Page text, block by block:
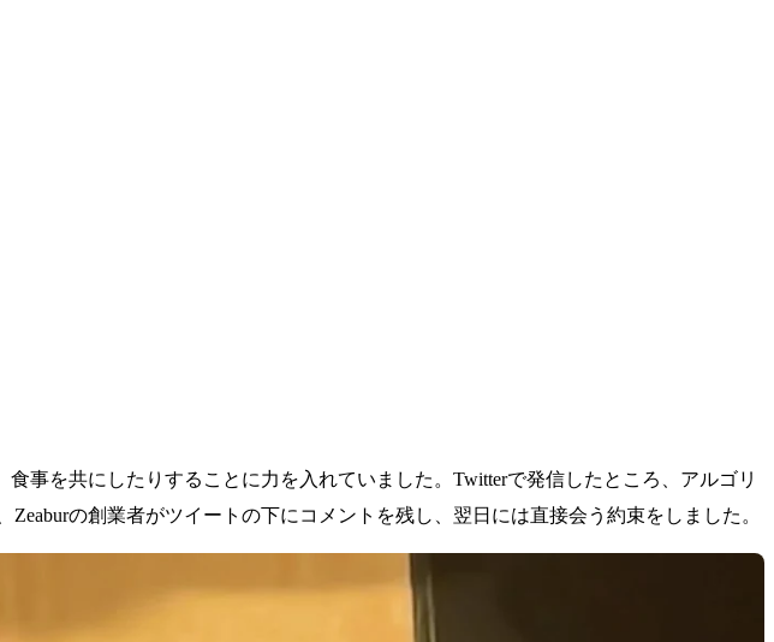
事を共にしたりすることに力を入れていました。Twitterで発信したところ、アルゴリ
の創業者がツイートの下にコメントを残し、翌日には直接会う約束をしました。